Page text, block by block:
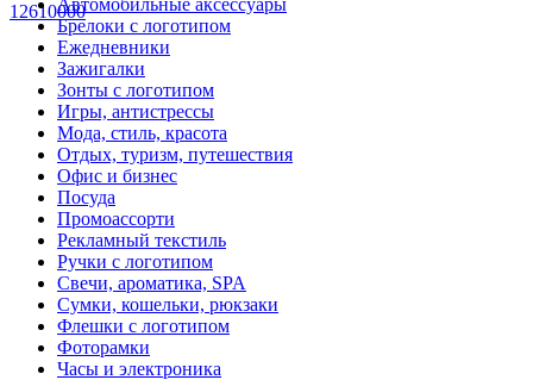
12610000Автомобильные аксессуары
Брелоки с логотипом
Ежедневники
Зажигалки
Зонты с логотипом
Игры, антистрессы
Мода, стиль, красота
Отдых, туризм, путешествия
Офис и бизнес
Посуда
Промоассорти
Рекламный текстиль
Ручки с логотипом
Свечи, ароматика, SPA
Сумки, кошельки, рюкзаки
Флешки с логотипом
Фоторамки
Часы и электроника